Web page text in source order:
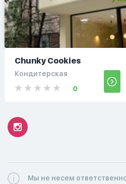
Chunky Cookies
Кондитерская
0
Мы не несем